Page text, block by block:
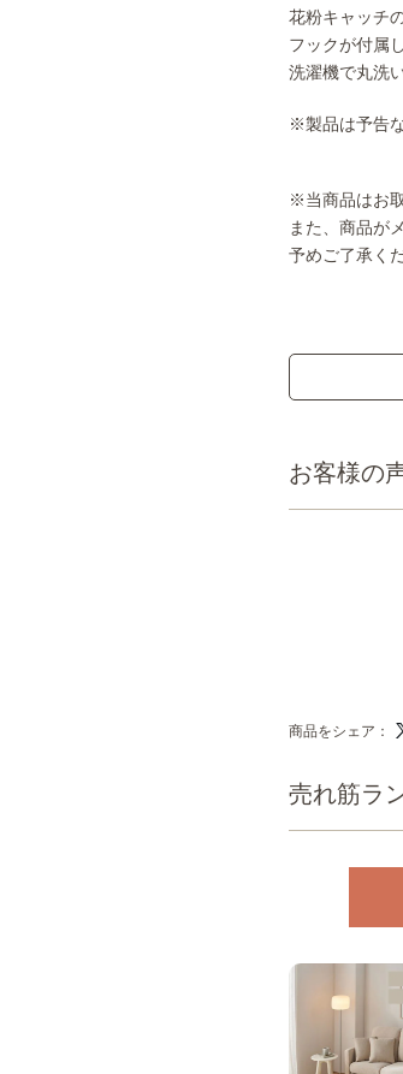
売れ筋ラ
花粉キャッチ
フックが付属
洗濯機で丸洗
※製品は予告
※当商品はお
また、商品が
予めご了承く
お客様の
商品をシェア